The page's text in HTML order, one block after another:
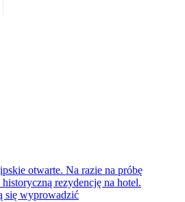
otwarte. Na razie na próbę
rezydencję na hotel.
się wyprowadzić